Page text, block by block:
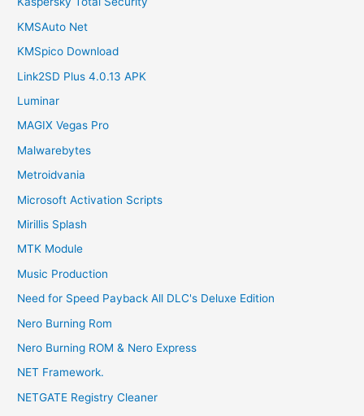
KMSAuto Net
KMSpico Download
Link2SD Plus 4.0.13 APK
Luminar
MAGIX Vegas Pro
Malwarebytes
Metroidvania
Microsoft Activation Scripts
Mirillis Splash
MTK Module
Music Production
Need for Speed Payback All DLC's Deluxe Edition
Nero Burning Rom
Nero Burning ROM & Nero Express
NET Framework.
NETGATE Registry Cleaner